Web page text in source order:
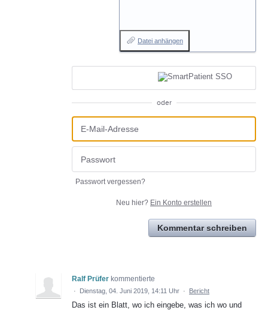
Datei anhängen
oder
Passwort vergessen?
Neu hier? Ein Konto erstellen
Kommentar schreiben
Ralf Prüfer kommentierte
· Dienstag, 04. Juni 2019, 14:11 Uhr · Bericht
Das ist ein Blatt, wo ich eingebe, was ich wo und